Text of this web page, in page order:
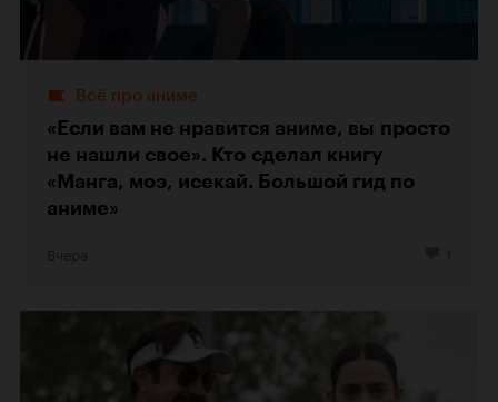
Всё про аниме
«Если вам не нравится аниме, вы просто
не нашли свое». Кто сделал книгу
«Манга, моэ, исекай. Большой гид по
аниме»